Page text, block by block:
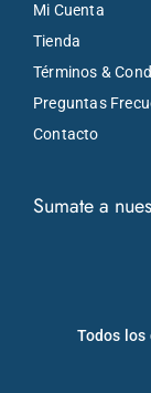
Mi Cuenta
Tienda
Términos &
Preguntas
Contacto
Sumate a
Todos los